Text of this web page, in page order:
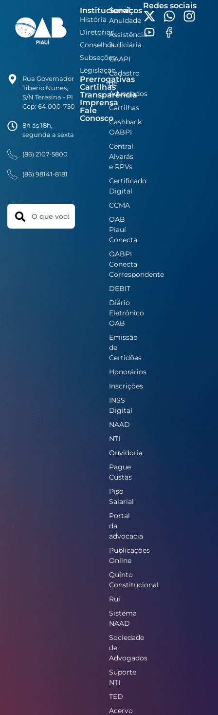
Rua Governador
Tibério Nunes,
S/N Teresina - PI
Cep: 64.000-750
8h ás 18h,
segunda a sexta
(86) 2107-5800
(86) 98141-8181
Search
Institucional
História
Diretorias
Conselhos
Subseções
Legislação
Prerrogativas
Cartilhas
Transparência
Imprensa
Fale
Conosco
Serviços
Anuidade
Assistência
Judiciária
CAAPI
Cadastro
de
Advogados
Cartilhas
Cashback
OABPI
Central
Alvarás
e RPVs
Certificado
Digital
CCMA
OAB
Piauí
Conecta
OABPI
Conecta
Correspondente
DEBIT
Diário
Eletrônico
OAB
Emissão
de
Certidões
Honorários
Inscrições
INSS
Digital
NAAD
NTI
Ouvidoria
Pague
Custas
Piso
Salarial
Portal
da
advocacia
Publicações
Online
Quinto
Constitucional
Rui
Sistema
NAAD
Sociedade
de
Advogados
Suporte
NTI
TED
Acervo
Redes sociais